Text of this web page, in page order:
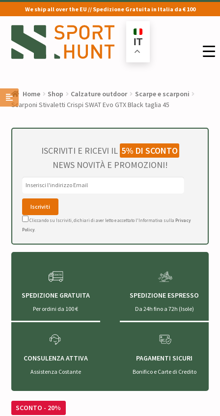
We ship all over the EU // Spedizione Gratuita in Italia da € 100
Vai
alla
navigazione
Vai
al
contenuto
IT
Home Shop Calzature outdoor
Scarpe e scarponi
Scarponi Stivaletti Crispi SWAT Evo GTX Black taglia 45
ISCRIVITI E RICEVI IL 5% DI SCONTO
NEWS NOVITÀ E PROMOZIONI!
Cliccando su Iscriviti, dichiari di aver letto e accettato l'Informativa sulla Privacy
Policy.
SPEDIZIONE GRATUITA
Per ordini da 100 €
SPEDIZIONE ESPRESSO
Da 24h fino a 72h (Isole)
CONSULENZA ATTIVA
Assistenza Costante
PAGAMENTI SICURI
Bonifico e Carte di Credito
SCONTO - 20%